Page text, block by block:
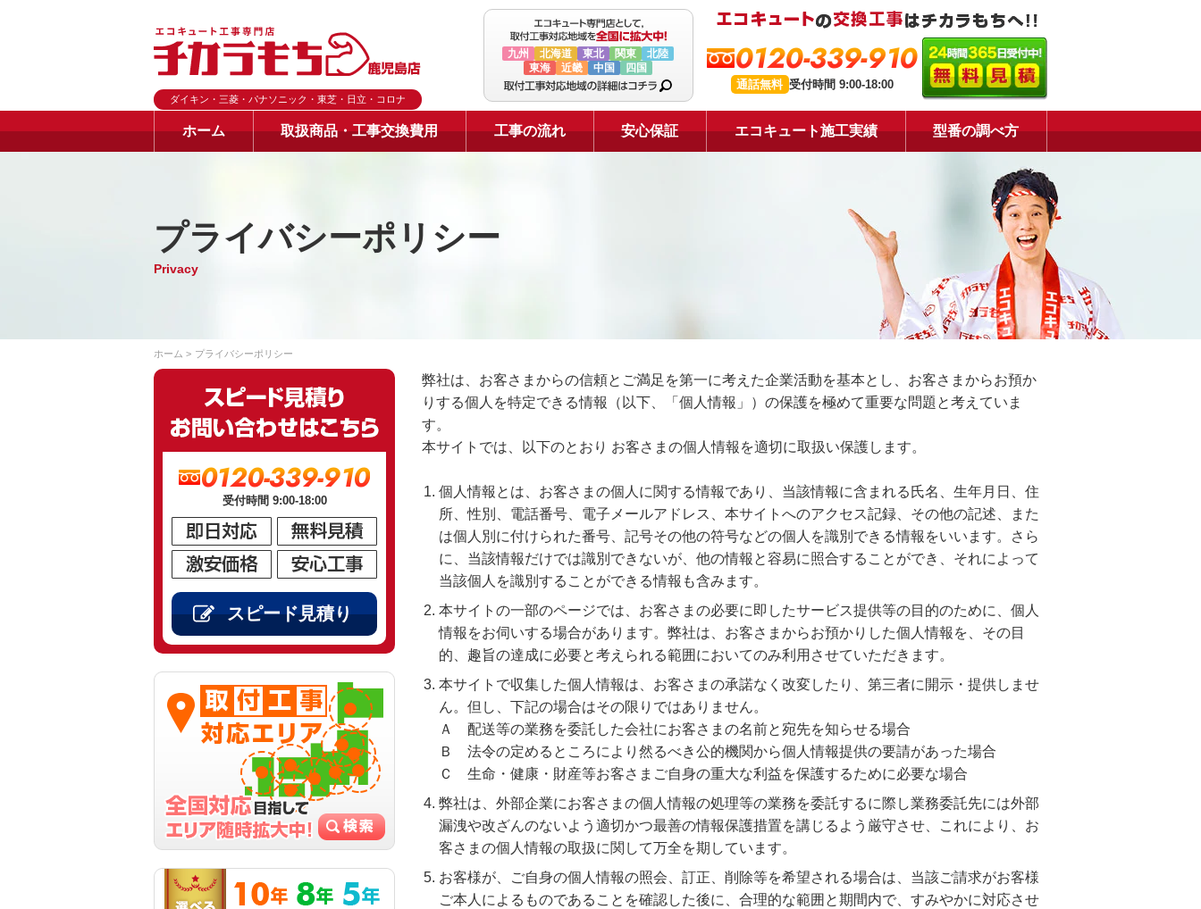
ダイキン・三菱・パナソニック・東芝・日立・コロナ
九州 北海道 東北 関東
北陸
東海
近畿 中国 四国 0120-339-910
通話無料 受付時間 9:00-18:00
ホーム 取扱商品・工事交換費用 工事の流れ 安心保証 エコキュート施工実績 型番の調べ方
プライバシーポリシー
Privacy
ホーム プライバシーポリシー
弊社は、お客さまからの信頼とご満足を第一に考えた企業活動を基本とし、お客さまからお預か
りする個人を特定できる情報（以下、「個人情報」）の保護を極めて重要な問題と考えていま
す。
本サイトでは、以下のとおり お客さまの個人情報を適切に取扱い保護します。
個人情報とは、お客さまの個人に関する情報であり、当該情報に含まれる氏名、生年月日、住
所、性別、電話番号、電子メールアドレス、本サイトへのアクセス記録、その他の記述、また
は個人別に付けられた番号、記号その他の符号などの個人を識別できる情報をいいます。さら
に、当該情報だけでは識別できないが、他の情報と容易に照合することができ、それによって
当該個人を識別することができる情報も含みます。
本サイトの一部のページでは、お客さまの必要に即したサービス提供等の目的のために、個人
情報をお伺いする場合があります。弊社は、お客さまからお預かりした個人情報を、その目
的、趣旨の達成に必要と考えられる範囲においてのみ利用させていただきます。
本サイトで収集した個人情報は、お客さまの承諾なく改変したり、第三者に開示・提供しませ
ん。但し、下記の場合はその限りではありません。
Ａ 配送等の業務を委託した会社にお客さまの名前と宛先を知らせる場合
Ｂ 法令の定めるところにより然るべき公的機関から個人情報提供の要請があった場合
Ｃ 生命・健康・財産等お客さまご自身の重大な利益を保護するために必要な場合
弊社は、外部企業にお客さまの個人情報の処理等の業務を委託するに際し業務委託先には外部
漏洩や改ざんのないよう適切かつ最善の情報保護措置を講じるよう厳守させ、これにより、お
客さまの個人情報の取扱に関して万全を期しています。
お客様が、ご自身の個人情報の照会、訂正、削除等を希望される場合は、当該ご請求がお客様
ご本人によるものであることを確認した後に、合理的な範囲と期間内で、すみやかに対応させ
0120-339-910
受付時間 9:00-18:00
スピード見積り